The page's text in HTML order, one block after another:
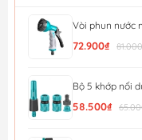
Vòi phun nước
72.900₫
Bộ 5 khớp nối
58.500₫